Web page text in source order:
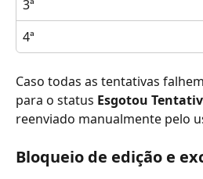
3ª
4ª
Caso todas as tentativas
para o status Esgotou
reenviado manualmente pelo
Bloqueio de edição e